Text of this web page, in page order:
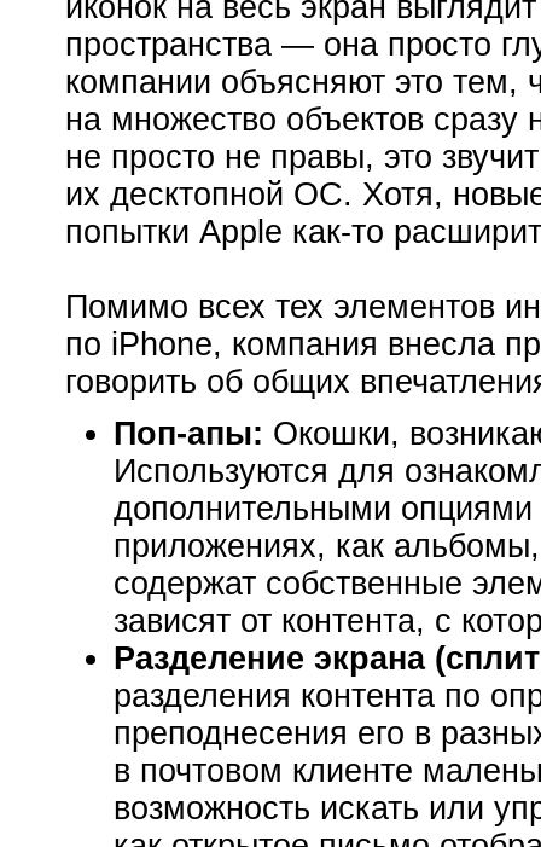
пространства — она просто
компании объясняют это тем,
на множество объектов
не просто не правы, это
их десктопной ОС. Хотя,
попытки Apple как-то
Помимо всех тех элементов
по iPhone, компания внесла
говорить об общих
Поп-апы: Окошки,
Используются для
дополнительными опциями
приложениях, как
содержат собственные
зависят от контента, с
Разделение экрана
разделения контента по
преподнесения его в
в почтовом клиенте
возможность искать или